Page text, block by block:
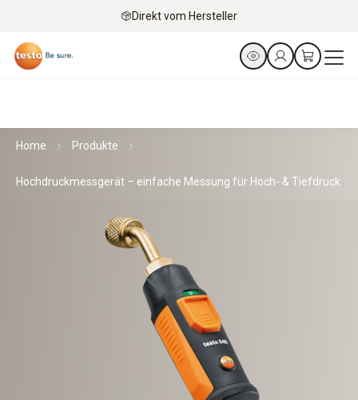
Direkt vom Hersteller
Home Produkte
Hochdruckmessgerät – einfache Messung für Hoch- & Tiefdruck